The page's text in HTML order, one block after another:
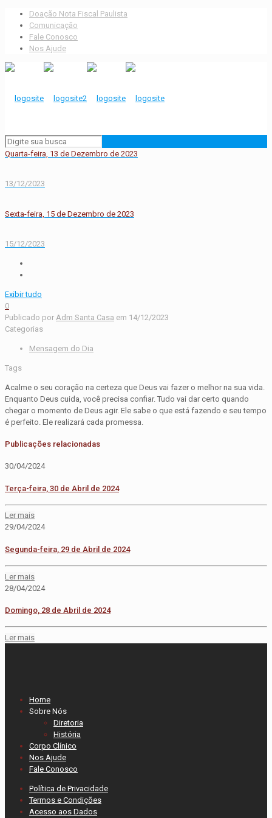
Doação Nota Fiscal Paulista
Comunicação
Fale Conosco
Nos Ajude
Quarta-feira, 13 de Dezembro de 2023
13/12/2023
Sexta-feira, 15 de Dezembro de 2023
15/12/2023
Exibir tudo
0
Publicado por Adm Santa Casa em 14/12/2023
Categorias
Mensagem do Dia
Tags
Acalme o seu coração na certeza que Deus vai fazer o melhor na sua vida.
Enquanto Deus cuida, você precisa confiar. Tudo vai dar certo quando
chegar o momento de Deus agir. Ele sabe o que está fazendo e seu tempo
é perfeito. Ele realizará cada promessa.
Publicações relacionadas
30/04/2024
Terça-feira, 30 de Abril de 2024
Ler mais
29/04/2024
Segunda-feira, 29 de Abril de 2024
Ler mais
28/04/2024
Domingo, 28 de Abril de 2024
Ler mais
Home
Sobre Nós
Diretoria
História
Corpo Clínico
Nos Ajude
Fale Conosco
Política de Privacidade
Termos e Condições
Acesso aos Dados